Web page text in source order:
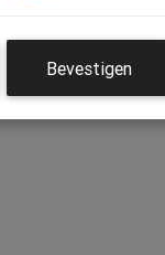
Bevestigen